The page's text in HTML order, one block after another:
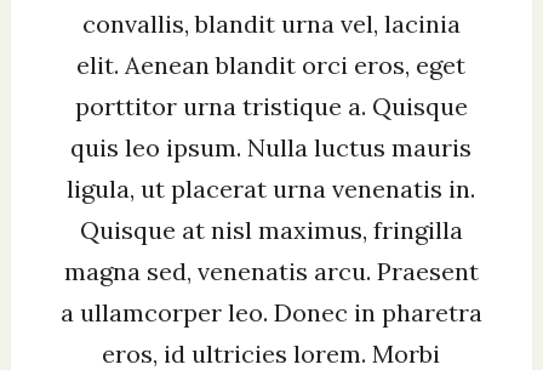
convallis, blandit urna vel, lacinia
elit. Aenean blandit orci eros, eget
porttitor urna tristique a. Quisque
quis leo ipsum. Nulla luctus mauris
ligula, ut placerat urna venenatis in.
Quisque at nisl maximus, fringilla
magna sed, venenatis arcu. Praesent
a ullamcorper leo. Donec in pharetra
eros, id ultricies lorem. Morbi